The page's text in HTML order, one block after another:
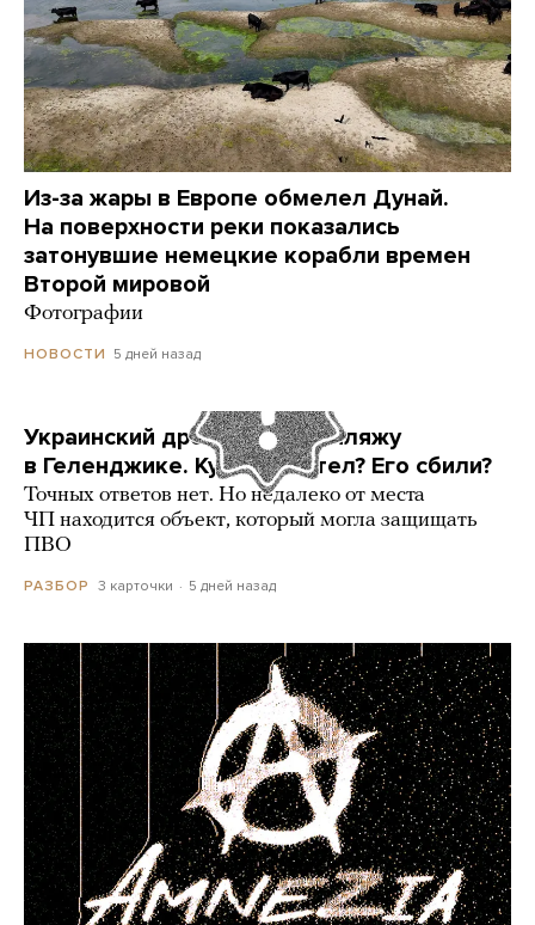
Из-за жары в Европе обмелел Дунай.
На поверхности реки показались
затонувшие немецкие корабли времен
Второй мировой
Фотографии
НОВОСТИ 5 дней назад
Украинский дрон попал по пляжу
в Геленджике. Куда он летел? Его сбили?
Точных ответов нет. Но недалеко от места
ЧП находится объект, который могла защищать
ПВО
РАЗБОР 3 карточки 5 дней назад